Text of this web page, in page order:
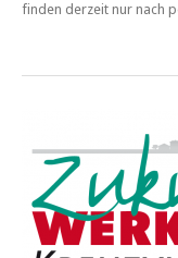
finden derzeit nur nach